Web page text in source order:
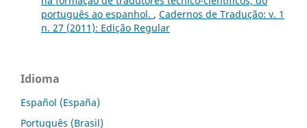
português ao espanhol. , Cadernos de Tradução: v. 1
n. 27 (2011): Edição Regular
Idioma
Español (España)
Português (Brasil)